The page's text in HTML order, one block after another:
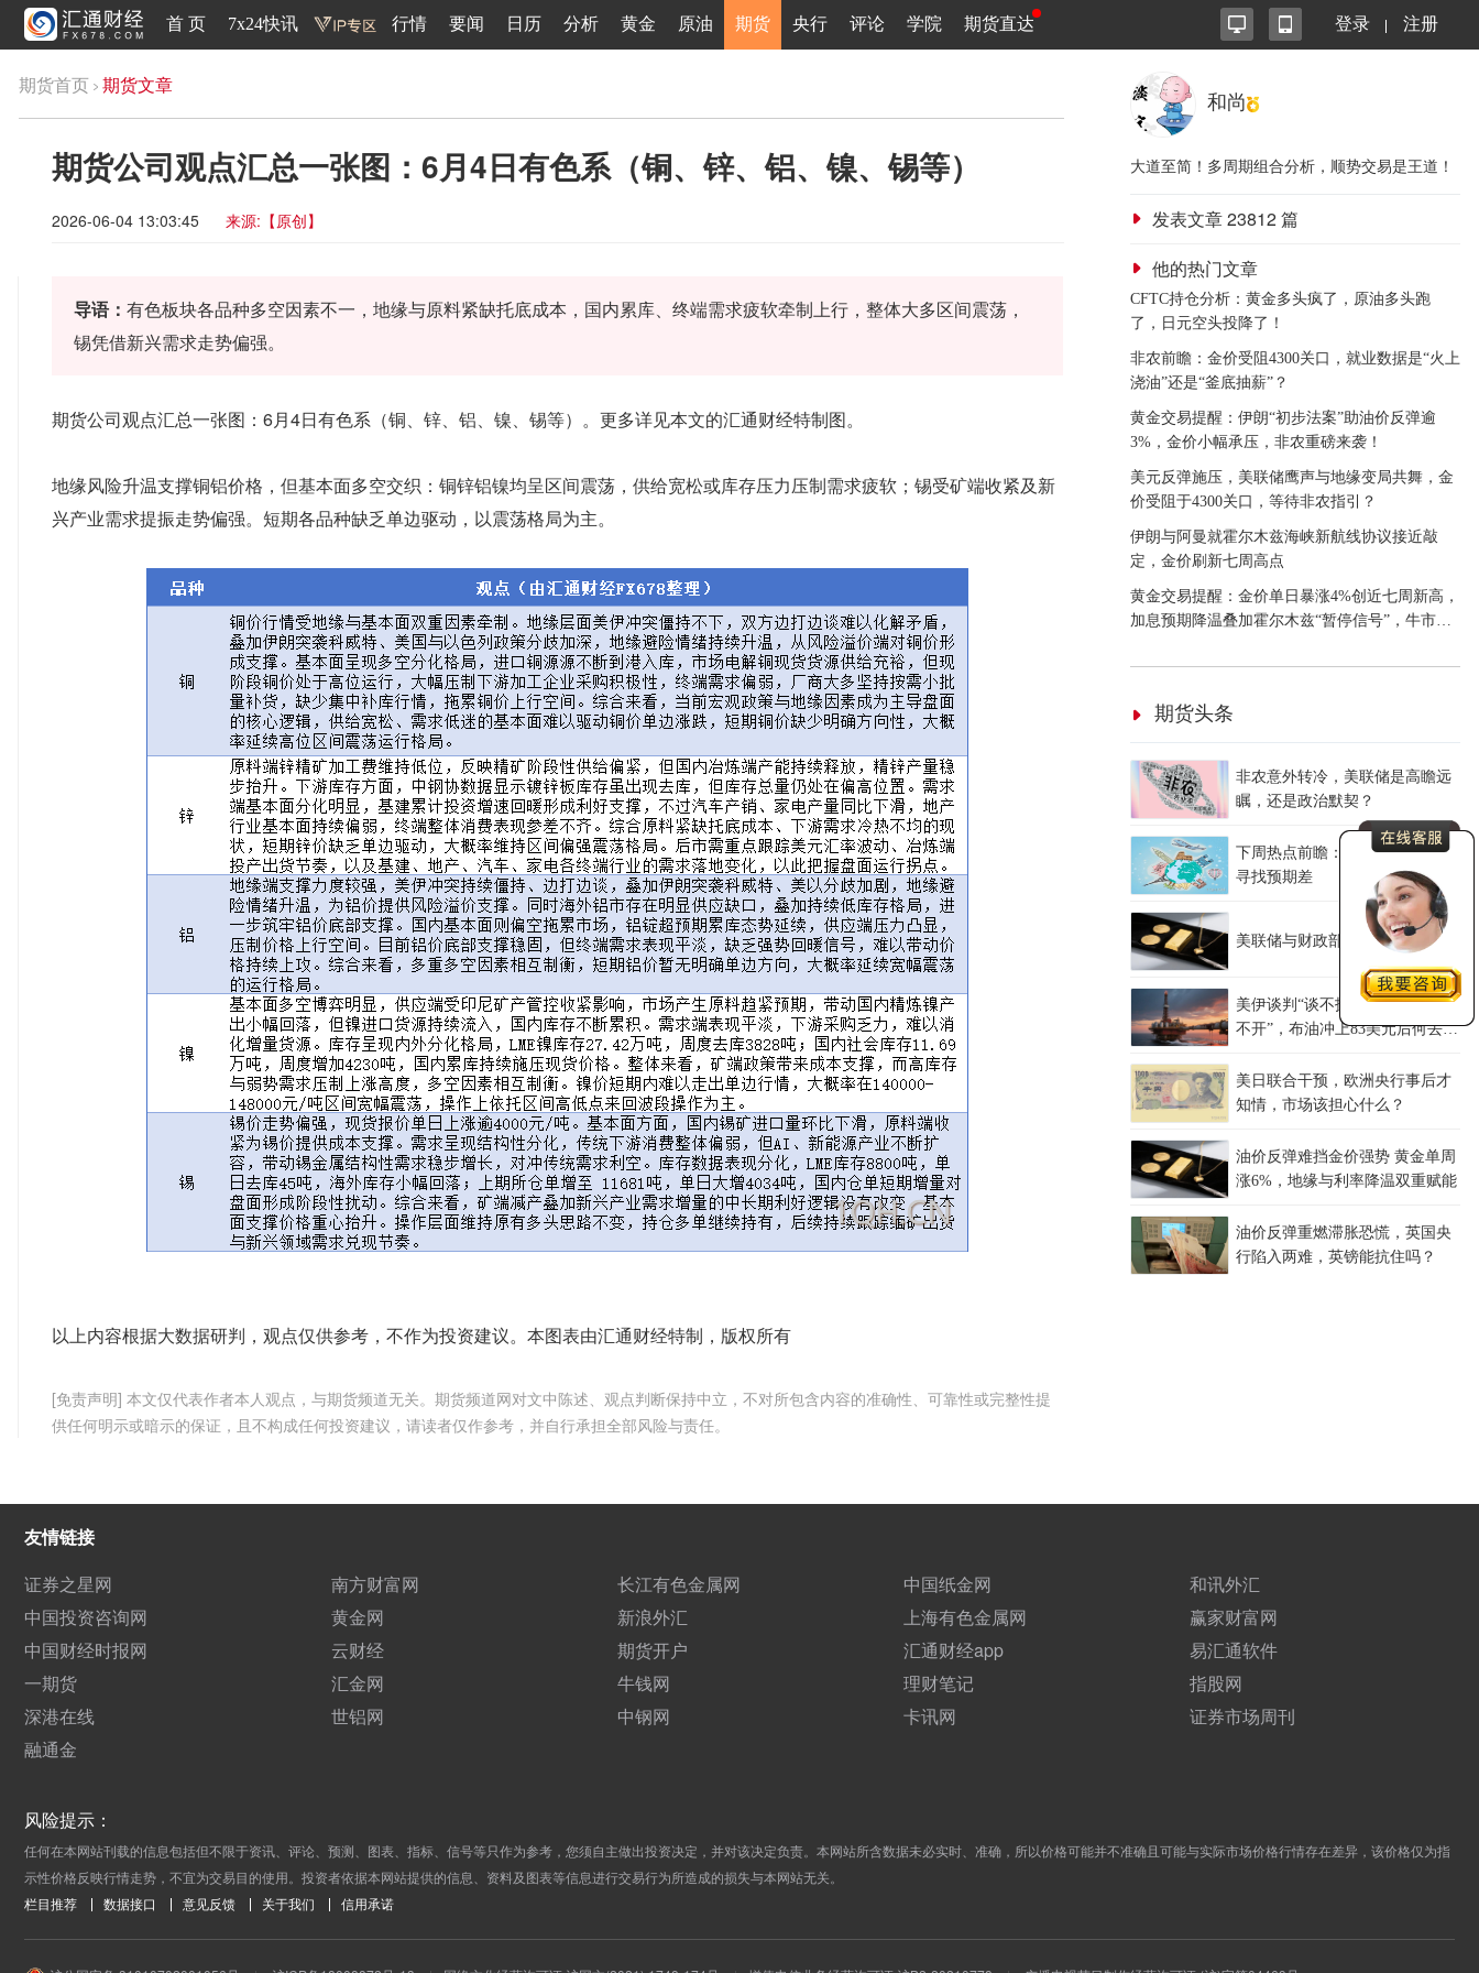
首 页 7x24快讯 行情 要闻 日历 分析 黄金 原油 期货 央行 评论 学院 期货直达 登录 注册
期货首页 期货文章
期货公司观点汇总一张图：6月4日有色系（铜、锌、铝、镍、锡等）
2026-06-04 13:03:45 来源:【原创】
导语： 有色板块各品种多空因素不一，地缘与原料紧缺托底成本，国内累库、终端需求疲软牵制上行，整体大多区间震荡，
锡凭借新兴需求走势偏强。
期货公司观点汇总一张图：6月4日有色系（铜、锌、铝、镍、锡等）。更多详见本文的汇通财经特制图。
地缘风险升温支撑铜铝价格，但基本面多空交织：铜锌铝镍均呈区间震荡，供给宽松或库存压力压制需求疲软；锡受矿端收紧及新
兴产业需求提振走势偏强。短期各品种缺乏单边驱动，以震荡格局为主。
以上内容根据大数据研判，观点仅供参考，不作为投资建议。本图表由汇通财经特制，版权所有
[免责声明] 本文仅代表作者本人观点，与期货频道无关。期货频道网对文中陈述、观点判断保持中立，不对所包含内容的准确性、可靠性或完整性提
供任何明示或暗示的保证，且不构成任何投资建议，请读者仅作参考，并自行承担全部风险与责任。
和尚
大道至简！多周期组合分析，顺势交易是王道！
发表文章23812篇
他的热门文章
CFTC持仓分析：黄金多头疯了，原油多头跑
了，日元空头投降了！
非农前瞻：金价受阻4300关口，就业数据是“火上
浇油”还是“釜底抽薪”？
黄金交易提醒：伊朗“初步法案”助油价反弹逾
3%，金价小幅承压，非农重磅来袭！
美元反弹施压，美联储鹰声与地缘变局共舞，金
价受阻于4300关口，等待非农指引？
伊朗与阿曼就霍尔木兹海峡新航线协议接近敲
定，金价刷新七周高点
黄金交易提醒：金价单日暴涨4%创近七周新高，
加息预期降温叠加霍尔木兹“暂停信号”，牛市重
期货头条
非农意外转冷，美联储是高瞻远
瞩，还是政治默契？
下周热点前瞻：CPI与恐怖数据中
寻找预期差
美联储与财政部的通胀债务困局
美伊谈判“谈不拢”，红海油轮“绕
不开”，布油冲上83美元后何去何
美日联合干预，欧洲央行事后才
知情，市场该担心什么？
油价反弹难挡金价强势 黄金单周
涨6%，地缘与利率降温双重赋能
油价反弹重燃滞胀恐慌，英国央
行陷入两难，英镑能抗住吗？
友情链接
证券之星网
南方财富网 长江有色金属网 中国纸金网
和讯外汇
中国投资咨询网
黄金网 新浪外汇 上海有色金属网
赢家财富网
中国财经时报网
云财经 期货开户 汇通财经app
易汇通软件
一期货
汇金网 牛钱网 理财笔记
指股网
深港在线
世铝网 中钢网 卡讯网
证券市场周刊
融通金
风险提示：
任何在本网站刊载的信息包括但不限于资讯、评论、预测、图表、指标、信号等只作为参考，您须自主做出投资决定，并对该决定负责。本网站所含数据未必实时、准确，所以价格可能并不准确且可能与实际市场价格行情存在差异，该价格仅为指
示性价格反映行情走势，不宜为交易目的使用。投资者依据本网站提供的信息、资料及图表等信息进行交易行为所造成的损失与本网站无关。
栏目推荐
数据接口 意见反馈 关于我们 信用承诺